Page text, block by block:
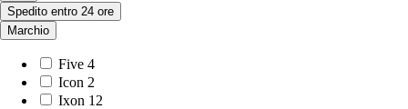
Spedito entro 24 ore
Marchio
Five 4
Icon 2
Ixon 12